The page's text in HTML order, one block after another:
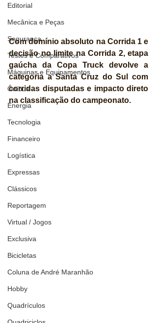
Editorial
Mecânica e Peças
Segurança
Testes e Comparativos
Máquinas e Equipamentos
Ônibus
Energia
Tecnologia
Financeiro
Logística
Expressas
Clássicos
Reportagem
Virtual / Jogos
Exclusiva
Bicicletas
Coluna de André Maranhão
Hobby
Quadrículos
Com domínio absoluto na Corrida 1 e
decisão no limite na Corrida 2, etapa
gaúcha da Copa Truck devolve a
categoria a Santa Cruz do Sul com
corridas disputadas e impacto direto
na classificação do campeonato.